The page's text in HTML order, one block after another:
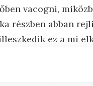
vacogni,
részben abban
ez a mi